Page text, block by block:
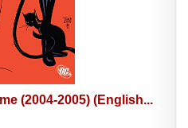
(2004-2005) (English...